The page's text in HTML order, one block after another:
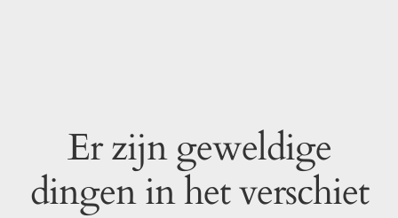
ProductenEr zijn geweldige
dingen in het verschiet